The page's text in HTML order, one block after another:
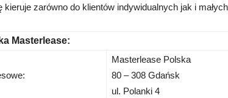
kieruje zarówno do klientów indywidualnych jak i
Masterlease:
Masterlease Polska
80 – 308 Gdańsk
ul. Polanki 4